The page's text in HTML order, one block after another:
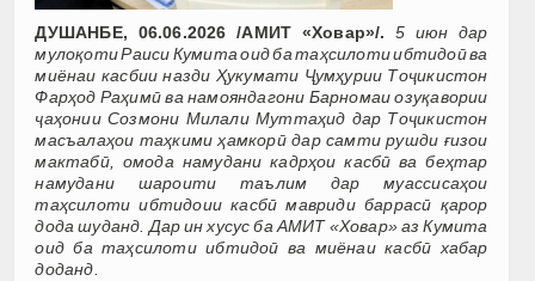
ДУШАНБЕ, 06.06.2026 /АМИТ «Ховар»/.
5 июн дар
мулоқоти Раиси Кумита оид ба таҳсилоти ибтидоӣ ва
миёнаи касбии назди Ҳукумати Ҷумҳурии Тоҷикистон
Фарҳод Раҳимӣ ва намояндагони Барномаи озуқавории
ҷаҳонии Созмони Милали Муттаҳид дар Тоҷикистон
масъалаҳои таҳкими ҳамкорӣ дар самти рушди ғизои
мактабӣ, омода намудани кадрҳои касбӣ ва беҳтар
намудани шароити таълим дар муассисаҳои
таҳсилоти ибтидоии касбӣ мавриди баррасӣ қарор
дода шуданд. Дар ин хусус ба АМИТ «Ховар» аз Кумита
оид ба таҳсилоти ибтидоӣ ва миёнаи касбӣ хабар
доданд.